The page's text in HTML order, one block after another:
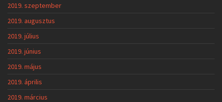
2019. szeptember
2019. augusztus
2019. július
2019. június
2019. május
2019. április
2019. március